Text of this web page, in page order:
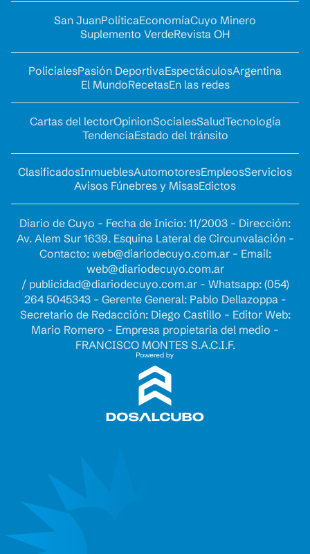
San JuanPolíticaEconomíaCuyo Minero
Suplemento VerdeRevista OH
PolicialesPasión DeportivaEspectáculosArgentina
El MundoRecetasEn las redes
Cartas del lectorOpinionSocialesSaludTecnología
TendenciaEstado del tránsito
ClasificadosInmueblesAutomotoresEmpleosServicios
Avisos Fúnebres y MisasEdictos
Diario de Cuyo - Fecha de Inicio: 11/2003 - Dirección:
Av. Alem Sur 1639. Esquina Lateral de Circunvalación -
Contacto: web@diariodecuyo.com.ar- Email:
web@diariodecuyo.com.ar
/ publicidad@diariodecuyo.com.ar- Whatsapp: (054)
264 5045343 - Gerente General: Pablo Dellazoppa -
Secretario de Redacción: Diego Castillo - Editor Web:
Mario Romero - Empresa propietaria del medio -
FRANCISCO MONTES S.A.C.I.F.